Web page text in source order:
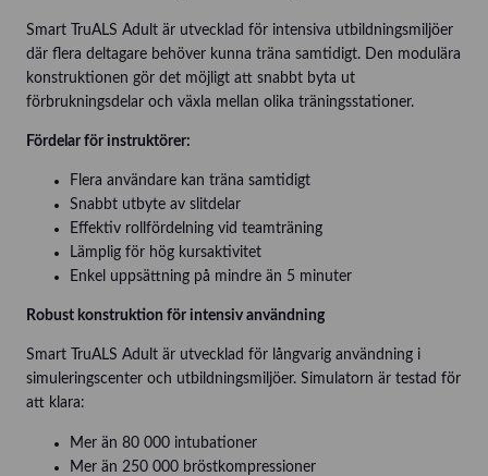
Smart TruALS Adult är utvecklad för intensiva utbildningsmiljöer
där flera deltagare behöver kunna träna samtidigt. Den modulära
konstruktionen gör det möjligt att snabbt byta ut
förbrukningsdelar och växla mellan olika träningsstationer.
Fördelar för instruktörer:
Flera användare kan träna samtidigt
Snabbt utbyte av slitdelar
Effektiv rollfördelning vid teamträning
Lämplig för hög kursaktivitet
Enkel uppsättning på mindre än 5 minuter
Robust konstruktion för intensiv användning
Smart TruALS Adult är utvecklad för långvarig användning i
simuleringscenter och utbildningsmiljöer. Simulatorn är testad för
att klara:
Mer än 80 000 intubationer
Mer än 250 000 bröstkompressioner